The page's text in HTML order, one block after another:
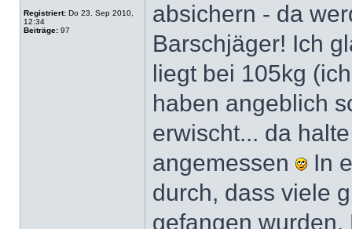
Registriert: Do 23. Sep 2010,
12:34
Beiträge: 97
absichern - da
Barschjäger! Ich
liegt bei 105kg
haben angeblich
erwischt... da
angemessen
In
durch, dass viele
gefangen